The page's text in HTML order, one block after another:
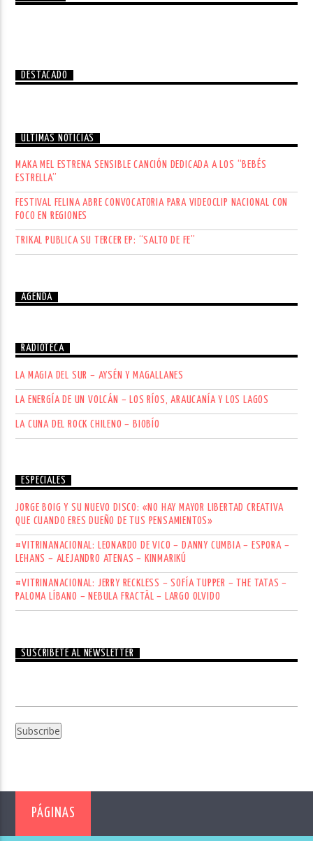
DESTACADO
ÚLTIMAS NOTICIAS
MAKA MEL ESTRENA SENSIBLE CANCIÓN DEDICADA A LOS “BEBÉS
ESTRELLA”
FESTIVAL FELINA ABRE CONVOCATORIA PARA VIDEOCLIP NACIONAL CON
FOCO EN REGIONES
TRIKAL PUBLICA SU TERCER EP: “SALTO DE FE”
AGENDA
RADIOTECA
LA MAGIA DEL SUR – AYSÉN Y MAGALLANES
LA ENERGÍA DE UN VOLCÁN – LOS RÍOS, ARAUCANÍA Y LOS LAGOS
LA CUNA DEL ROCK CHILENO – BIOBÍO
ESPECIALES
JORGE BOIG Y SU NUEVO DISCO: «NO HAY MAYOR LIBERTAD CREATIVA
QUE CUANDO ERES DUEÑO DE TUS PENSAMIENTOS»
#VITRINANACIONAL: LEONARDO DE VICO – DANNY CUMBIA – ESPORA –
LEHANS – ALEJANDRO ATENAS – KINMARIKÚ
#VITRINANACIONAL: JERRY RECKLESS – SOFÍA TUPPER – THE TATAS –
PALOMA LÍBANO – NEBULA FRACTÄL – LARGO OLVIDO
SUSCRÍBETE AL NEWSLETTER
PÁGINAS